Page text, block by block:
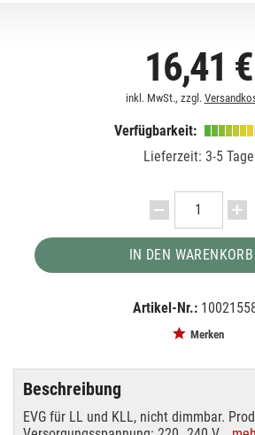
16,41 €
inkl. MwSt., zzgl.
Verfügbarkeit:
Lieferzeit: 3-5 Tage
IN DEN WARENKORB
Artikel-Nr.:
Merken
Beschreibung
EVG für LL und KLL, nicht dimmbar.